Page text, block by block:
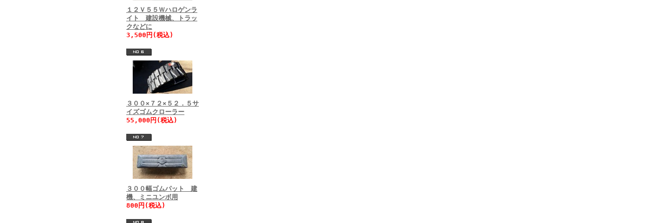
１２Ｖ５５Ｗハロゲンラ
イト 建設機械、トラッ
クなどに
3,500円(税込)
３００×７２×５２．５サ
イズゴムクローラー
55,000円(税込)
３００幅ゴムパット 建
機、ミニユンボ用
800円(税込)